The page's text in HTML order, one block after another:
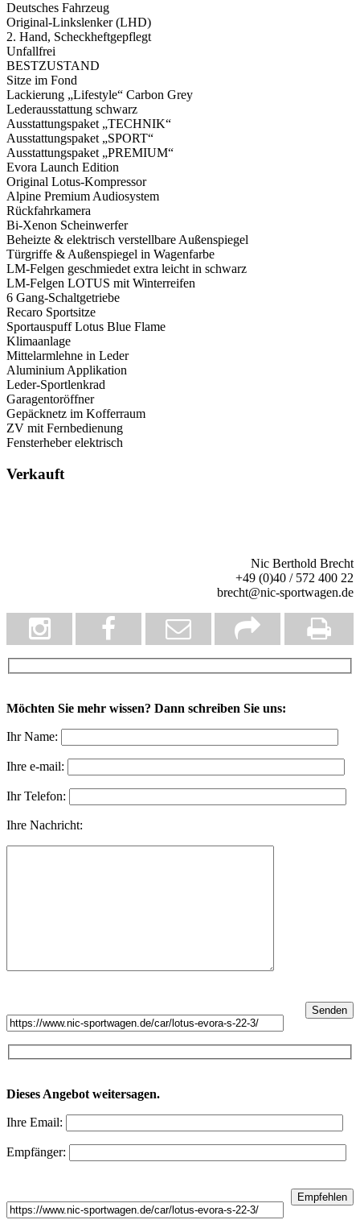
Deutsches Fahrzeug
Original-Linkslenker (LHD)
2. Hand, Scheckheftgepflegt
Unfallfrei
BESTZUSTAND
Sitze im Fond
Lackierung „Lifestyle“ Carbon Grey
Lederausstattung schwarz
Ausstattungspaket „TECHNIK“
Ausstattungspaket „SPORT“
Ausstattungspaket „PREMIUM“
Evora Launch Edition
Original Lotus-Kompressor
Alpine Premium Audiosystem
Rückfahrkamera
Bi-Xenon Scheinwerfer
Beheizte & elektrisch verstellbare Außenspiegel
Türgriffe & Außenspiegel in Wagenfarbe
LM-Felgen geschmiedet extra leicht in schwarz
LM-Felgen LOTUS mit Winterreifen
6 Gang-Schaltgetriebe
Recaro Sportsitze
Sportauspuff Lotus Blue Flame
Klimaanlage
Mittelarmlehne in Leder
Aluminium Applikation
Leder-Sportlenkrad
Garagentoröffner
Gepäcknetz im Kofferraum
ZV mit Fernbedienung
Fensterheber elektrisch
Verkauft
Nic Berthold Brecht
+49 (0)40 / 572 400 22
brecht@nic-sportwagen.de
Möchten Sie mehr wissen? Dann schreiben Sie uns:
Ihr Name:
Ihre e-mail:
Ihr Telefon:
Ihre Nachricht:
Dieses Angebot weitersagen.
Ihre Email:
Empfänger: